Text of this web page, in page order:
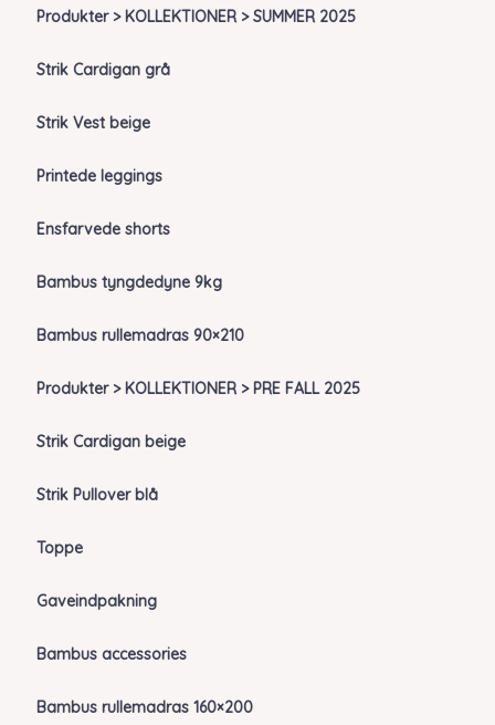
Produkter > KOLLEKTIONER > SUMMER 2025
Strik Cardigan grå
Strik Vest beige
Printede leggings
Ensfarvede shorts
Bambus tyngdedyne 9kg
Bambus rullemadras 90×210
Produkter > KOLLEKTIONER > PRE FALL 2025
Strik Cardigan beige
Strik Pullover blå
Toppe
Gaveindpakning
Bambus accessories
Bambus rullemadras 160×200